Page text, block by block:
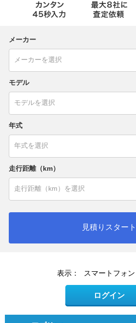
メーカー
モデル
年式
走行距離（km）
見積りスタート
表示： スマートフォン
ログイン